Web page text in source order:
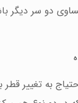
دو سر دیگر
به تغيير قطر